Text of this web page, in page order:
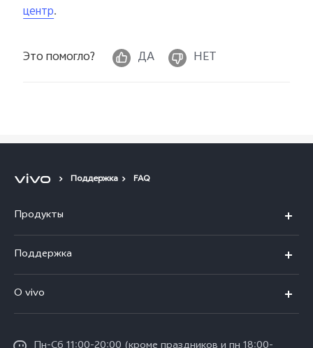
центр.
Это помогло? ДА НЕТ
Поддержка FAQ
Продукты
V25e
Y02
Поддержка
Funtouch OS
IMEI аутентификация
O vivo